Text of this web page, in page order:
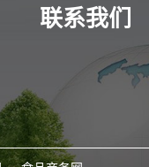
联系我们